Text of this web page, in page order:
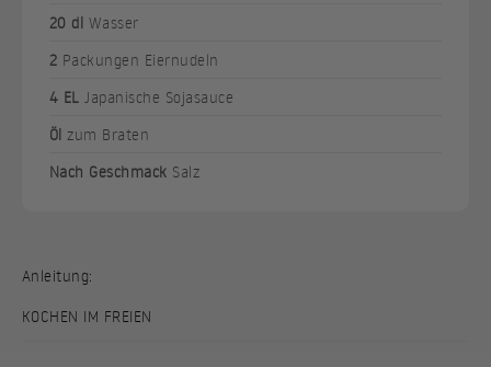
20 dl Wasser
2 Packungen Eiernudeln
4 EL Japanische Sojasauce
Öl zum Braten
Nach Geschmack Salz
Anleitung:
KOCHEN IM FREIEN